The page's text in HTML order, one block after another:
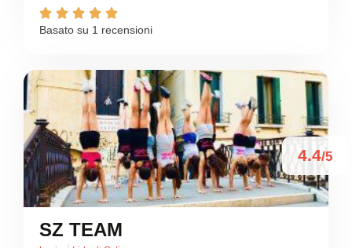
    
Basato su 1 recensioni
4.4/5
SZ TEAM